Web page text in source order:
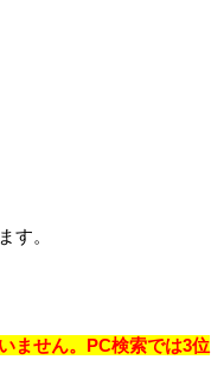
す。
ません。PC検索では3位